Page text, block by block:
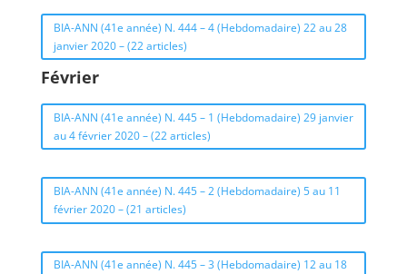
BIA-ANN (41e année) N. 444 – 4 (Hebdomadaire) 22 au 28
janvier 2020 – (22 articles)
Février
BIA-ANN (41e année) N. 445 – 1 (Hebdomadaire) 29 janvier
au 4 février 2020 – (22 articles)
BIA-ANN (41e année) N. 445 – 2 (Hebdomadaire) 5 au 11
février 2020 – (21 articles)
BIA-ANN (41e année) N. 445 – 3 (Hebdomadaire) 12 au 18